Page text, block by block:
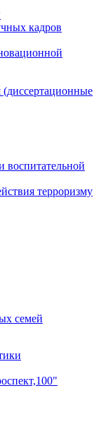
кадров
(диссертационные
терроризму
семей